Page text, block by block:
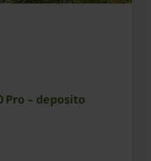
Pro – deposito